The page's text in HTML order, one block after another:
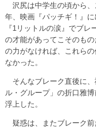
沢尻は中学生の頃から、
年、映画『パッチギ！』
『1リットルの涙』でブ
の才能があってこそのも
の力がなければ、これら
なかった。
そんなブレーク直後に、
ル・グループ」の折口雅
浮上した。
疑惑は、またブレーク前